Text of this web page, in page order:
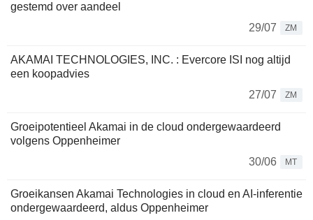
gestemd over aandeel
29/07
ZM
AKAMAI TECHNOLOGIES, INC. : Evercore ISI nog altijd
een koopadvies
27/07
ZM
Groeipotentieel Akamai in de cloud ondergewaardeerd
volgens Oppenheimer
30/06
MT
Groeikansen Akamai Technologies in cloud en AI-inferentie
ondergewaardeerd, aldus Oppenheimer